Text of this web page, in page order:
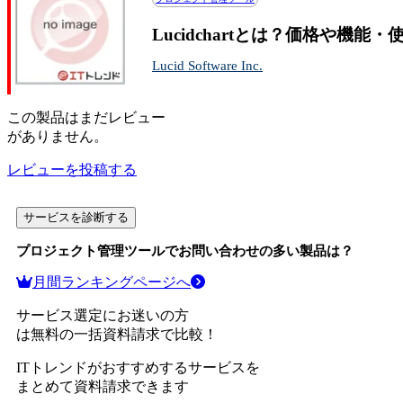
Lucidchartとは？価格や機能・
Lucid Software Inc.
この製品はまだレビュー
がありません。
レビューを投稿する
サービスを診断する
プロジェクト管理ツールでお問い合わせの多い製品は？
月間ランキングページへ
サービス選定にお迷いの方
は無料の一括資料請求で比較！
ITトレンドがおすすめするサービスを
まとめて資料請求できます